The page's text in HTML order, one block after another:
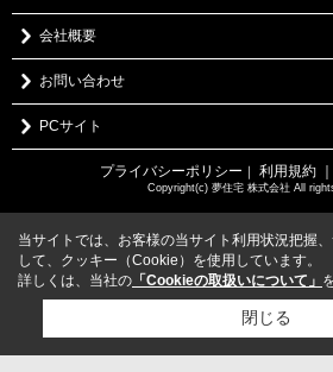
会社概要
お問い合わせ
PCサイト
プライバシーポリシー ｜ 利用規約
Copyright(c) 夢住宅 株式会社 All
当サイトでは、お客様の当サイト利用状況把握
して、クッキー（Cookie）を使用しています。
詳しくは、当社の 「Cookieの取扱いについて」
閉じる